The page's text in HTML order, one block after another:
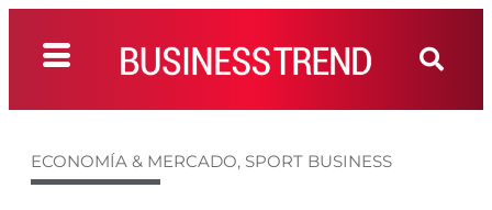
ECONOMÍA & MERCADO, SPORT BUSINESS